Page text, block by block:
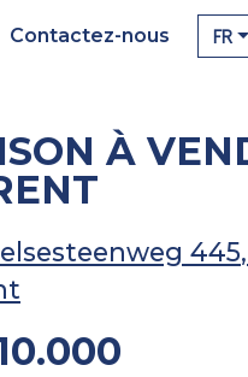
Contactez-nous FR
À
445